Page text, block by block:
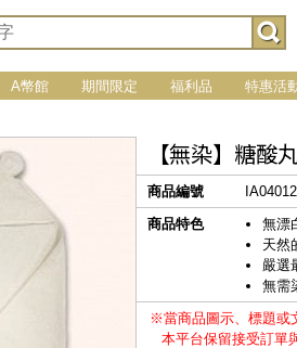
A幣館 期間限定 福利品 特惠活
【無染】糖酸
商品編號
商品特色
無漂
天然
嚴選
無需
※當商品圖示、標題或
本平台保留接受訂單